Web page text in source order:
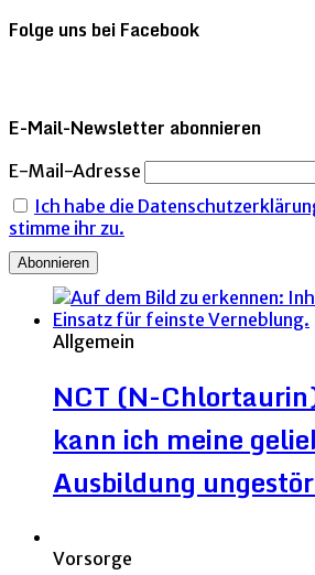
Folge uns bei Facebook
E-Mail-Newsletter abonnieren
E-Mail-Adresse
Ich habe die
stimme ihr zu.
Allgemein
NCT (N-
kann ich meine
Ausbildung
Vorsorge